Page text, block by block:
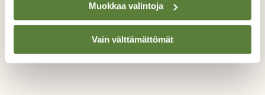
Muokkaa valintoja
Vain välttämättömät
TAKAISIN LISTAAN